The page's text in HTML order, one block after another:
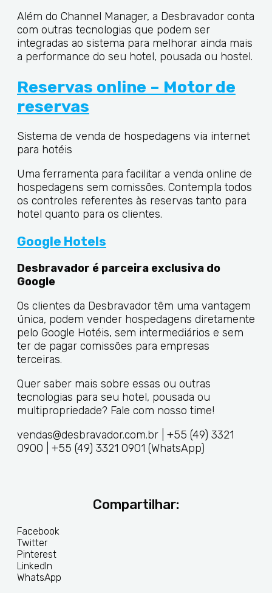
Além do Channel Manager, a Desbravador conta
com outras tecnologias que podem ser
integradas ao sistema para melhorar ainda mais
a performance do seu hotel, pousada ou hostel.
Reservas online – Motor de
reservas
Sistema de venda de hospedagens via internet
para hotéis
Uma ferramenta para facilitar a venda online de
hospedagens sem comissões. Contempla todos
os controles referentes às reservas tanto para
hotel quanto para os clientes.
Google Hotels
Desbravador é parceira exclusiva do
Google
Os clientes da Desbravador têm uma vantagem
única, podem vender hospedagens diretamente
pelo Google Hotéis, sem intermediários e sem
ter de pagar comissões para empresas
terceiras.
Quer saber mais sobre essas ou outras
tecnologias para seu hotel, pousada ou
multipropriedade? Fale com nosso time!
vendas@desbravador.com.br | +55 (49) 3321
0900 | +55 (49) 3321 0901 (WhatsApp)
Compartilhar:
Facebook
Twitter
Pinterest
LinkedIn
WhatsApp